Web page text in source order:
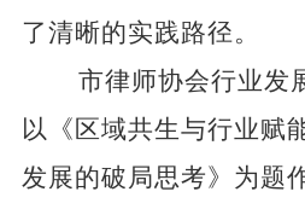
了清晰的实践路径。
市律师协会行业发
以《区域共生与行业赋
发展的破局思考》为题